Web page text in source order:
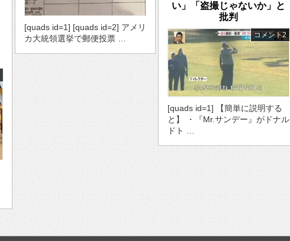
[quads id=1] [quads id=2] アメリ
カ大統領選挙で郵便投票 …
い」「盗撮じゃないか」と
批判
コメント2
[quads id=1] 【簡単に説明する
と】 ・『Mr.サンデー』がドナル
ドト …